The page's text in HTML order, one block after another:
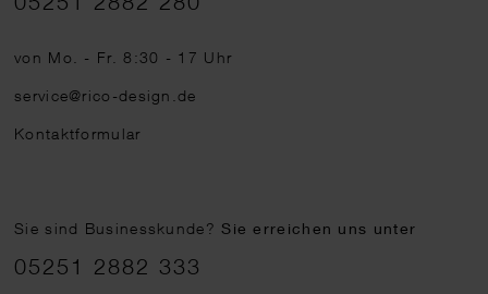
von Mo. - Fr. 8:30 - 17 Uhr
service@rico-design.de
Kontaktformular
Sie sind Businesskunde?Sie erreichen uns unter
05251 2882 333